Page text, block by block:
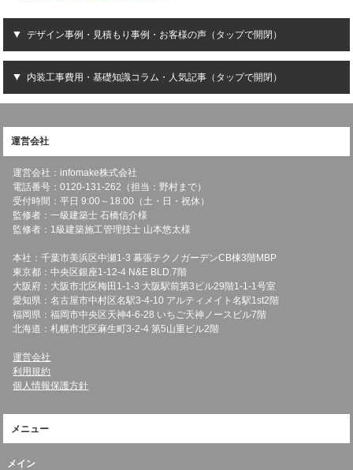
デザイン事例・見積もり事例・お客様の声（タップで開閉）
内装工事費用・基礎知識コラム・人気記事（タップで開閉）
運営会社
運営会社：infomake株式会社
電話番号：0120-131-262（担当：野村まで）
受付時間：平日 9:00～18:00（土・日・祝休）
監修者：一級建築士 石橋信介様
監修者：1級建築施工管理技士 山本悠太様
本社：千葉市美浜区中瀬1-3 幕張テクノガーデンCB棟3階MBP
東京都：中央区銀座1-12-4 N&E BLD.7階
大阪府：大阪市北区梅田1-1-3 大阪駅前第3ビル29階1-1-1号室
愛知県：名古屋市中村区名駅3-4-10 アルティメイト名駅1st2階
福岡県：福岡市中央区天神4-6-28 いちご天神ノースビル7階
北海道：札幌市北区麻生町3-2-4 第5山重ビル2階
運営会社
利用規約
個人情報保護方針
メニュー
メイン